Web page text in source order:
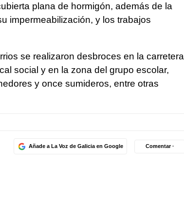
plana de hormigón, además de la
impermeabilización, y los trabajos
se realizaron desbroces en la carretera
social y en la zona del grupo escolar,
y once sumideros, entre otras
Añade a La Voz de Galicia en Google Comentar ·